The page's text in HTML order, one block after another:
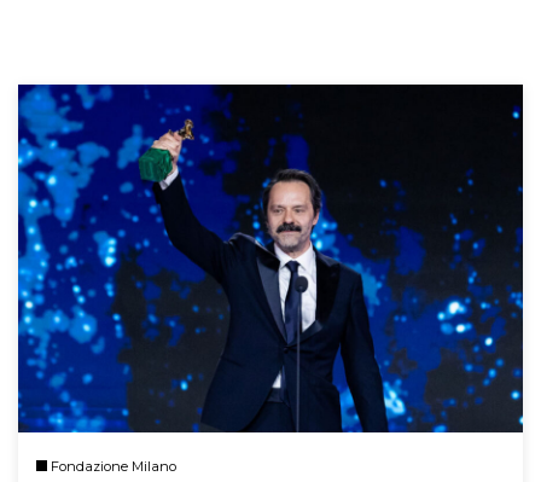
Fondazione Milano